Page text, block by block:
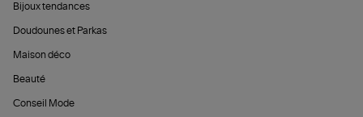
Bijoux tendances
Doudounes et Parkas
Maison déco
Beauté
Conseil Mode